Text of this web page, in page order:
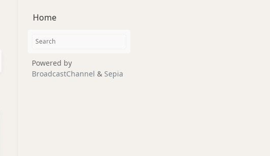
Home
Powered by
BroadcastChannel & Sepia